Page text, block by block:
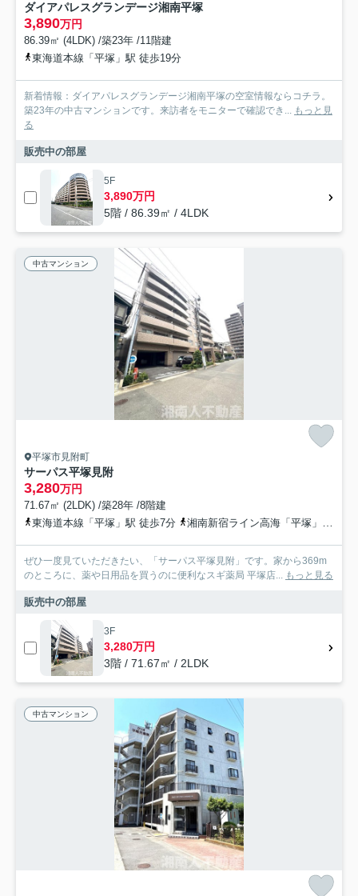
ダイアパレスグランデージ湘南平塚
3,890万円
86.39㎡ (4LDK) /築23年 /11階建
東海道本線「平塚」駅 徒歩19分
新着情報：ダイアパレスグランデージ湘南平塚の空室情報ならコチラ。
築23年の中古マンションです。来訪者をモニターで確認でき... もっと見
る
販売中の部屋
5F
3,890万円
5階 / 86.39㎡ / 4LDK
中古マンション
平塚市見附町
サーパス平塚見附
3,280万円
71.67㎡ (2LDK) /築28年 /8階建
東海道本線「平塚」駅 徒歩7分
湘南新宿ライン高海「平塚」駅 徒歩7分
ぜひ一度見ていただきたい、「サーパス平塚見附」です。家から369m
のところに、薬や日用品を買うのに便利なスギ薬局 平塚店... もっと見る
販売中の部屋
3F
3,280万円
3階 / 71.67㎡ / 2LDK
中古マンション